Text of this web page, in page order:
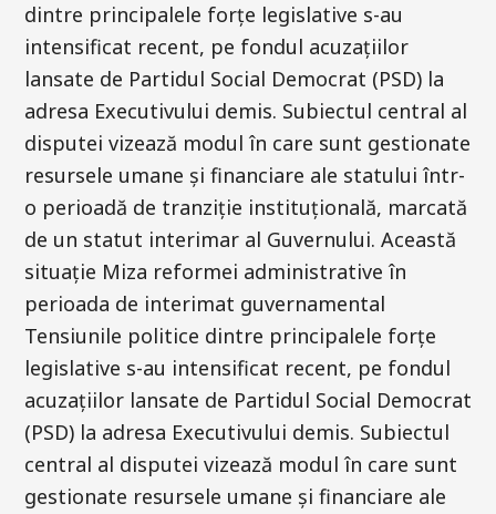
dintre principalele forțe legislative s-au
intensificat recent, pe fondul acuzațiilor
lansate de Partidul Social Democrat (PSD) la
adresa Executivului demis. Subiectul central al
disputei vizează modul în care sunt gestionate
resursele umane și financiare ale statului într-
o perioadă de tranziție instituțională, marcată
de un statut interimar al Guvernului. Această
situație Miza reformei administrative în
perioada de interimat guvernamental
Tensiunile politice dintre principalele forțe
legislative s-au intensificat recent, pe fondul
acuzațiilor lansate de Partidul Social Democrat
(PSD) la adresa Executivului demis. Subiectul
central al disputei vizează modul în care sunt
gestionate resursele umane și financiare ale